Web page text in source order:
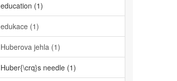
education (1)
edukace (1)
Huberova jehla (1)
Huber{\crq}s needle (1)